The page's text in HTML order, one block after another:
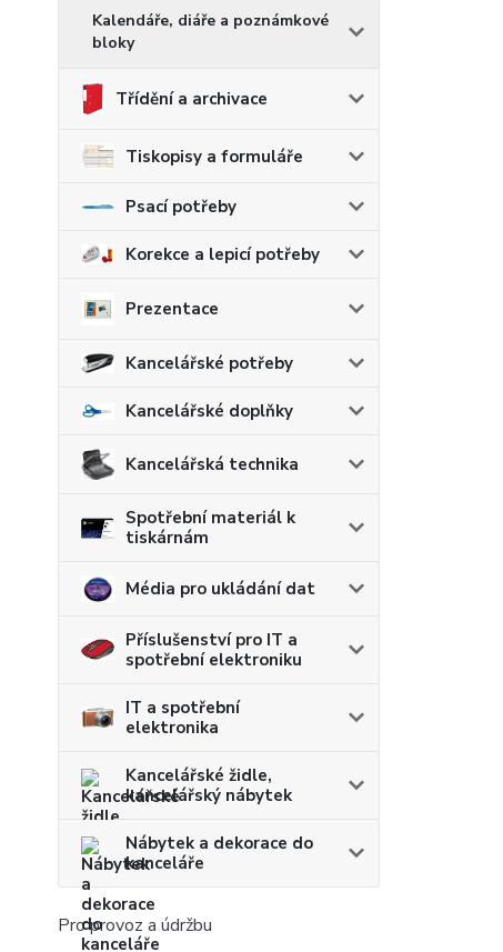
Kalendáře, diáře a poznámkové
bloky
Třídění a archivace
Tiskopisy a formuláře
Psací potřeby
Korekce a lepicí potřeby
Prezentace
Kancelářské potřeby
Kancelářské doplňky
Kancelářská technika
Spotřební materiál k
tiskárnám
Média pro ukládání dat
Příslušenství pro IT a
spotřební elektroniku
IT a spotřební
elektronika
Kancelářské židle,
kancelářský nábytek
Nábytek a dekorace do
kanceláře
Pro provoz a údržbu